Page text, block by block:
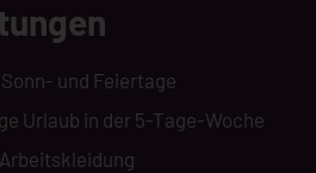
und Feiertage
Urlaub in der 5-Tage-Woche